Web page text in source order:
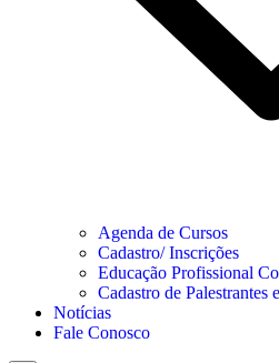
Agenda de Cursos
Cadastro/ Inscrições
Educação Profissional
Cadastro de Palestrantes
Notícias
Fale Conosco